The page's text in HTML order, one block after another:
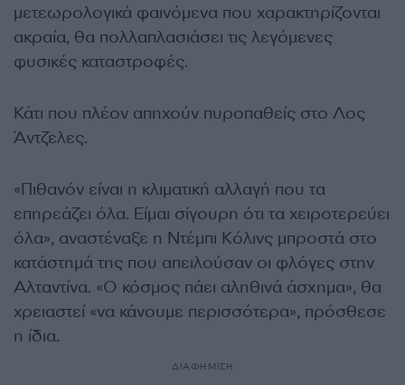
μετεωρολογικά φαινόμενα που χαρακτηρίζονται
ακραία, θα πολλαπλασιάσει τις λεγόμενες
φυσικές καταστροφές.
Κάτι που πλέον απηχούν πυροπαθείς στο Λος
Άντζελες.
«Πιθανόν είναι η κλιματική αλλαγή που τα
επηρεάζει όλα. Είμαι σίγουρη ότι τα χειροτερεύει
όλα», αναστέναξε η Ντέμπι Κόλινς μπροστά στο
κατάστημά της που απειλούσαν οι φλόγες στην
Αλταντίνα. «Ο κόσμος πάει αληθινά άσχημα», θα
χρειαστεί «να κάνουμε περισσότερα», πρόσθεσε
η ίδια.
ΔΙΑΦΗΜΙΣΗ